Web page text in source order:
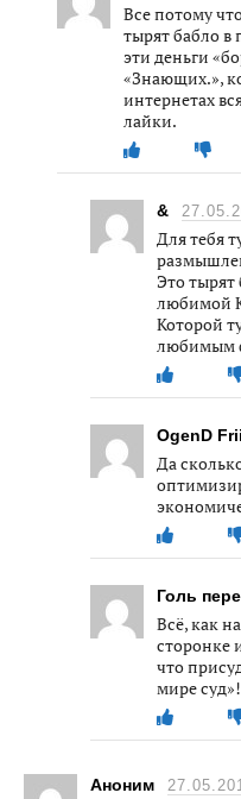
Все потому
тырят бабло
эти деньги
«Знающих.»,
интернетах
лайки.
&
Для тебя
Это
любимой
Которой
любимым
OgenD
Да
Голь
Всё, как
сторонке
что
мире суд»!
Аноним